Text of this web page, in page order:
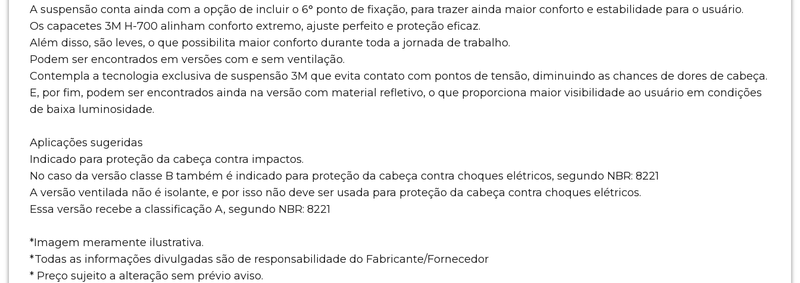
A suspensão conta ainda com a opção de incluir o 6° ponto de fixação, para trazer ainda maior conforto e estabilidade para o usuário.
Os capacetes 3M H-700 alinham conforto extremo, ajuste perfeito e proteção eficaz.
Além disso, são leves, o que possibilita maior conforto durante toda a jornada de trabalho.
Podem ser encontrados em versões com e sem ventilação.
Contempla a tecnologia exclusiva de suspensão 3M que evita contato com pontos de tensão, diminuindo as chances de dores de cabeça.
E, por fim, podem ser encontrados ainda na versão com material refletivo, o que proporciona maior visibilidade ao usuário em condições
de baixa luminosidade.
Aplicações sugeridas
Indicado para proteção da cabeça contra impactos.
No caso da versão classe B também é indicado para proteção da cabeça contra choques elétricos, segundo NBR: 8221
A versão ventilada não é isolante, e por isso não deve ser usada para proteção da cabeça contra choques elétricos.
Essa versão recebe a classificação A, segundo NBR: 8221
*Imagem meramente ilustrativa.
*Todas as informações divulgadas são de responsabilidade do Fabricante/Fornecedor
* Preço sujeito a alteração sem prévio aviso.